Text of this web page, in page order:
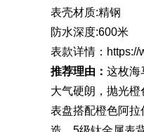
表壳材质:精钢
防水深度:600米
表款详情： https://
推荐理由： 这枚海
大气硬朗，抛光橙
表盘搭配橙色阿